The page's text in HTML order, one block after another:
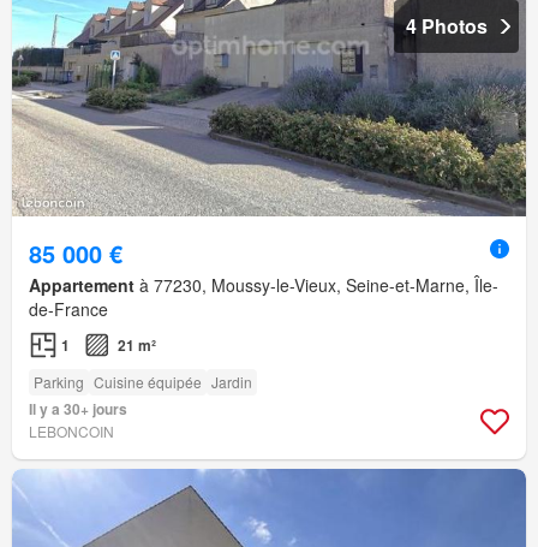
4 Photos
85 000 €
Appartement à 77230, Moussy-le-Vieux, Seine-et-Marne, Île-
de-France
1 21 m²
Parking Cuisine équipée Jardin
Il y a 30+ jours
LEBONCOIN